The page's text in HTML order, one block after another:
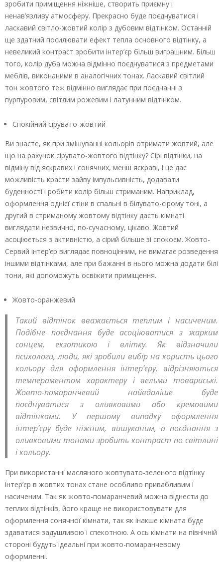
зробити приміщення ніжніше, створить приємну і
ненав’язливу атмосферу. Прекрасно буде поєднуватися і
ласкавий світло-жовтий колір з дубовим відтінком. Останній
ще здатний посилювати ефект тепла основного відтінку, а
невеликий контраст зробити інтер’єр більш виграшним. Більш
того, колір дуба можна відмінно поєднуватися з предметами
меблів, виконаними в аналогічних тонах. Ласкавий світлий
тон жовтого теж відмінно виглядає при поєднанні з
пурпуровим, світлим рожевим і латунним відтінком.
Спокійний сірувато-жовтий
Ви знаєте, як при змішуванні кольорів отримати жовтий, але
що на рахунок сірувато-жовтого відтінку? Сірі відтінки, на
відміну від яскравих і сонячних, менш яскраві, і це дає
можливість красти зайву імпульсивність, додавати
буденності і робити колір більш стриманим. Наприклад,
оформлення однієї стіни в спальні в білувато-сірому тоні, а
другий в стриманому жовтому відтінку дасть кімнаті
виглядати незвично, по-сучасному, цікаво. Жовтий
асоціюється з активністю, а сірий більше зі спокоєм. Жовто-
Сервий інтер’єр виглядає повноцінним, не вимагає розведення
іншими відтінками, але при бажанні в нього можна додати білі
тони, які допоможуть освіжити приміщення.
Жовто-оранжевий
Такий відтінок вважається теплим і насиченим.
Подібне поєднання буде асоціюватися з жарким
сонцем, екзотикою і влітку. Як відзначили
психологи, люди, які зробили вибір на користь цього
кольору для оформлення інтер’єру, відрізняються
темпераментом характеру і вельми товариські.
Жовто-помаранчевий найвдаліше буде
поєднуватися з оливковими або кремовими
відтінками. У першому випадку оформлення
інтер’єру буде ніжним, вишуканим, а поєднання з
оливковими тонами зробить контраст по світлині
і кольору.
При використанні масляного жовтувато-зеленого відтінку
інтер’єр в жовтих тонах стане особливо привабливим і
насиченим. Так як жовто-помаранчевий можна віднести до
теплих відтінків, його краще не використовувати для
оформлення сонячної кімнати, так як інакше кімната буде
здаватися задушливою і спекотною. А ось кімнати на північній
стороні будуть ідеальні при жовто-помаранчевому
оформленні.